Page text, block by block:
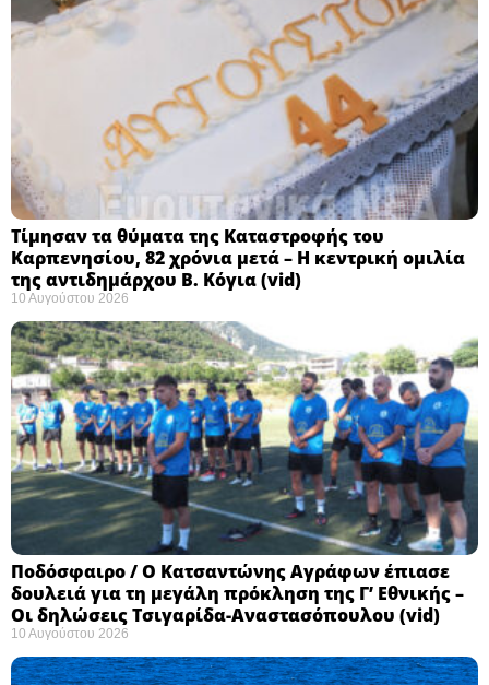
Τίμησαν τα θύματα της Καταστροφής του
Καρπενησίου, 82 χρόνια μετά – Η κεντρική ομιλία
της αντιδημάρχου Β. Κόγια (vid)
10 Αυγούστου 2026
Ποδόσφαιρο / Ο Κατσαντώνης Αγράφων έπιασε
δουλειά για τη μεγάλη πρόκληση της Γ’ Εθνικής –
Οι δηλώσεις Τσιγαρίδα-Αναστασόπουλου (vid)
10 Αυγούστου 2026